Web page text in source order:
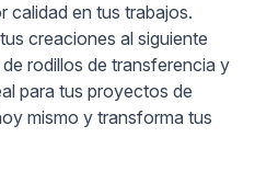
calidad en tus trabajos.
creaciones al siguiente
rodillos de transferencia y
para tus proyectos de
mismo y transforma tus